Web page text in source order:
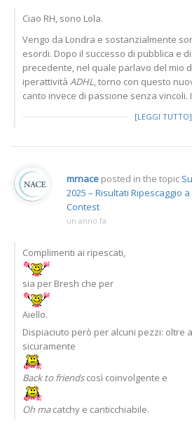
Ciao RH, sono Lola.
Vengo da Londra e sostanzialmente
esordi. Dopo il successo di pubblica e
precedente, nel quale parlavo del mio
iperattività ADHL, torno con questo
canto invece di passione senza
[LEGGI TUTTO]
mrnace posted in the topic
2025 – Risultati Ripescaggio a
Contest
un anno fa
Complimenti ai ripescati,
sia per Bresh che per
Aiello.
Dispiaciuto però per alcuni pezzi: oltre
sicuramente
Back to friendscosì coinvolgente e
Oh macatchy e canticchiabile.